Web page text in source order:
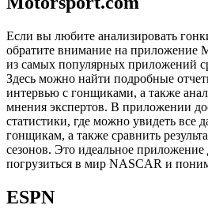
Если вы любите анализировать
обратите внимание на приложение
из самых популярных приложений
Здесь можно найти подробные
интервью с гонщиками, а также
мнения экспертов. В приложении
статистики, где можно увидеть все
гонщикам, а также сравнить
сезонов. Это идеальное приложение
погрузиться в мир NASCAR и
ESPN